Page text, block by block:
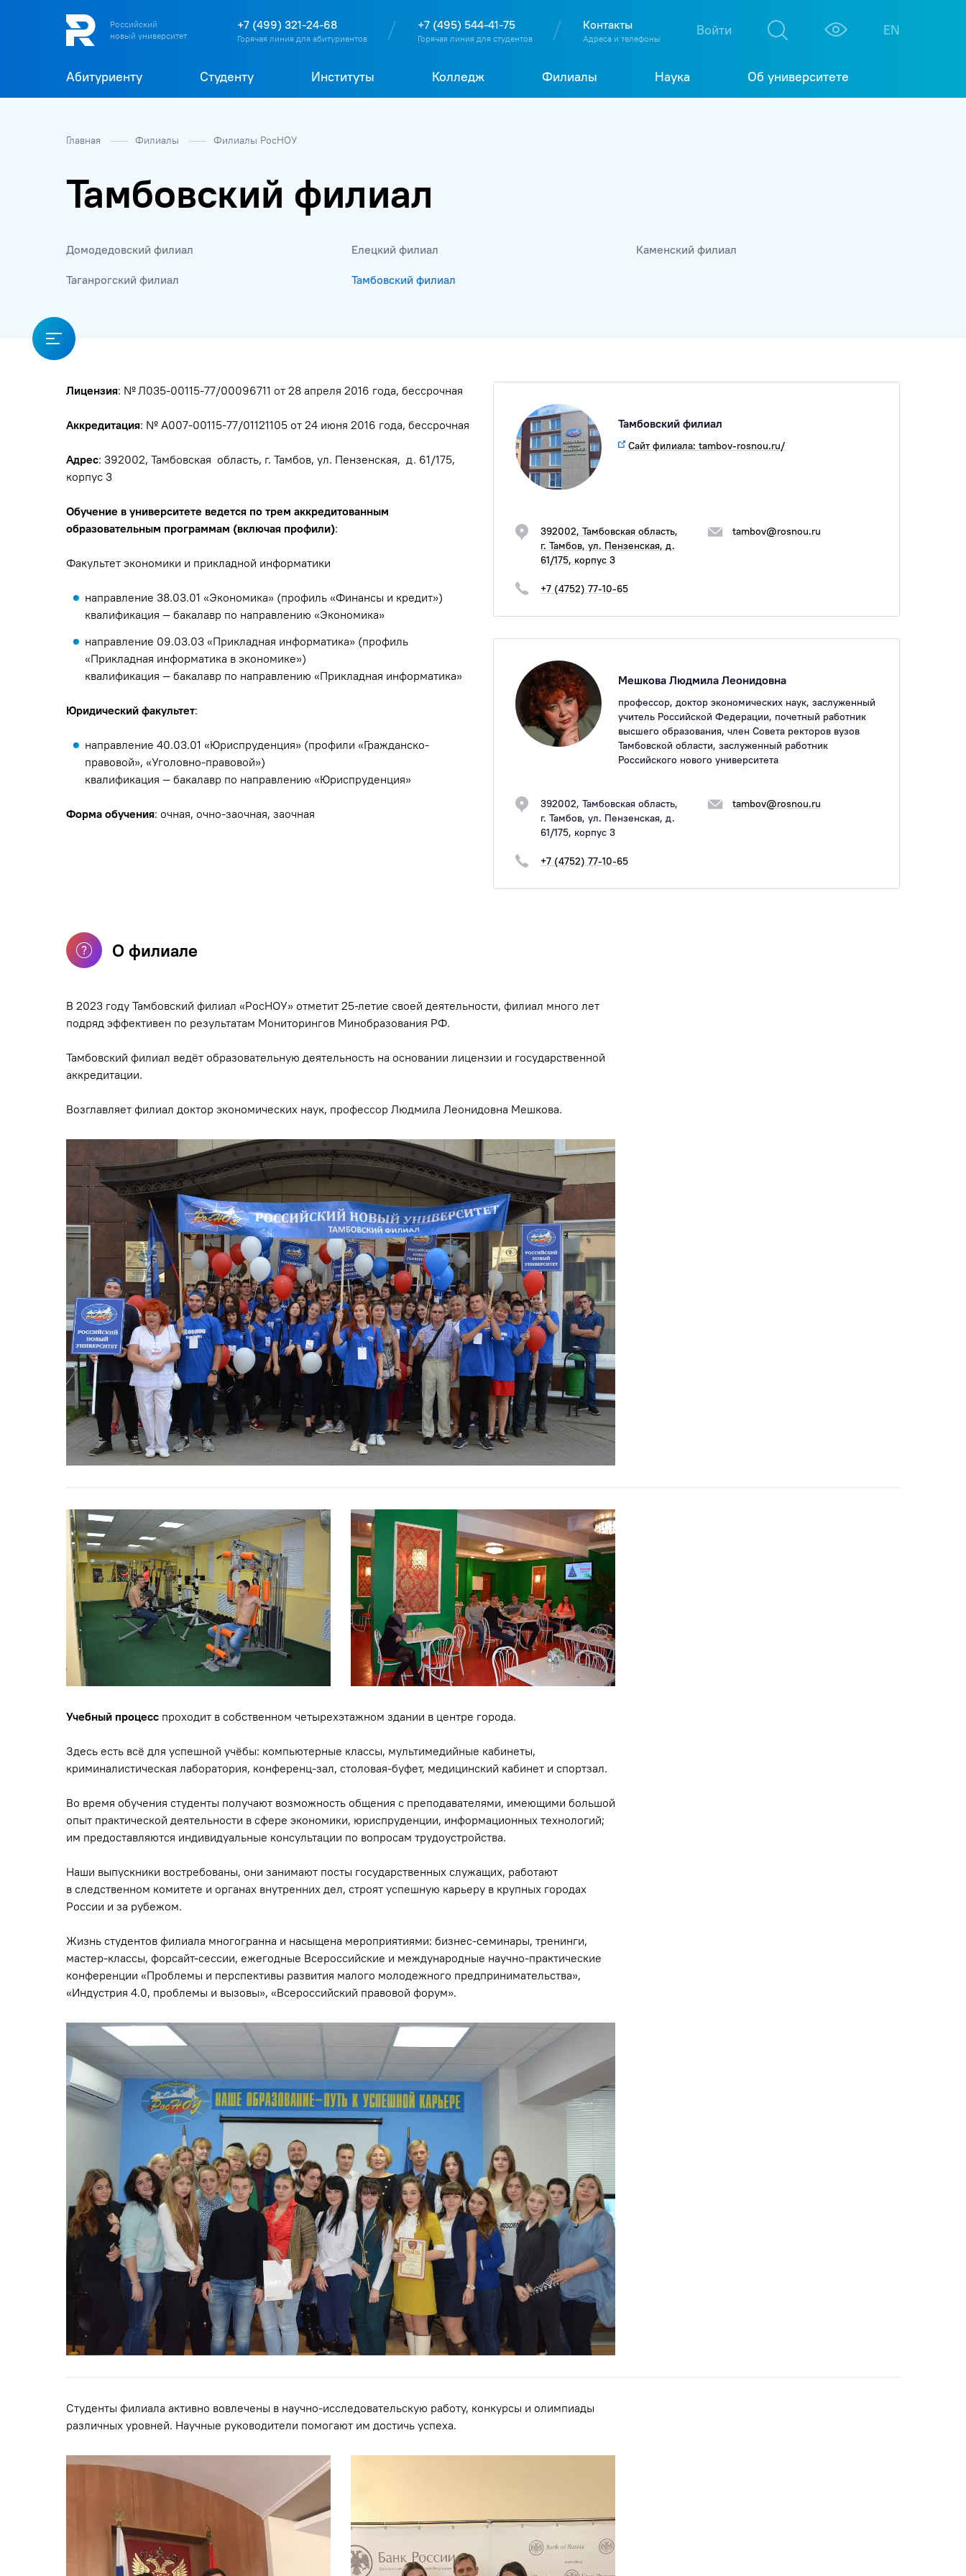
О Т
Российский
новый университет
+7 (499) 321-24-68
Горячая линия для абитуриентов
+7 (495) 544-41-75
Горячая линия для студентов
Контакты
Адреса и телефоны
Войти EN
Абитуриенту Студенту Институты Колледж Филиалы Наука Об университете
Главная Филиалы Филиалы РосНОУ
Тамбовский филиал
Домодедовский филиал Елецкий филиал Каменский филиал
Таганрогский филиал Тамбовский филиал
Лицензия: № Л035-00115-77/00096711 от 28 апреля 2016 года, бессрочная
Аккредитация: № А007-00115-77/01121105 от 24 июня 2016 года, бессрочная
Адрес: 392002, Тамбовская область, г. Тамбов, ул. Пензенская, д. 61/175,
корпус 3
Обучение в университете ведется по трем аккредитованным
образовательным программам (включая профили):
Факультет экономики и прикладной информатики
направление 38.03.01 «Экономика» (профиль «Финансы и кредит»)
квалификация — бакалавр по направлению «Экономика»
направление 09.03.03 «Прикладная информатика» (профиль
«Прикладная информатика в экономике»)
квалификация — бакалавр по направлению «Прикладная информатика»
Юридический факультет:
направление 40.03.01 «Юриспруденция» (профили «Гражданско-
правовой», «Уголовно-правовой»)
квалификация — бакалавр по направлению «Юриспруденция»
Форма обучения: очная, очно-заочная, заочная
Тамбовский филиал
Сайт филиала: tambov-rosnou.ru/
392002, Тамбовская область,
г. Тамбов, ул. Пензенская, д.
61/175, корпус 3
tambov@rosnou.ru
+7 (4752) 77-10-65
Мешкова Людмила Леонидовна
профессор, доктор экономических наук, заслуженный
учитель Российской Федерации, почетный работник
высшего образования, член Совета ректоров вузов
Тамбовской области, заслуженный работник
Российского нового университета
392002, Тамбовская область,
г. Тамбов, ул. Пензенская, д.
61/175, корпус 3
tambov@rosnou.ru
+7 (4752) 77-10-65
О филиале
В 2023 году Тамбовский филиал «РосНОУ» отметит 25-летие своей деятельности, филиал много лет
подряд эффективен по результатам Мониторингов Минобразования РФ.
Тамбовский филиал ведёт образовательную деятельность на основании лицензии и государственной
аккредитации.
Возглавляет филиал доктор экономических наук, профессор Людмила Леонидовна Мешкова.
Учебный процесс проходит в собственном четырехэтажном здании в центре города.
Здесь есть всё для успешной учёбы: компьютерные классы, мультимедийные кабинеты,
криминалистическая лаборатория, конференц-зал, столовая-буфет, медицинский кабинет и спортзал.
Во время обучения студенты получают возможность общения с преподавателями, имеющими большой
опыт практической деятельности в сфере экономики, юриспруденции, информационных технологий;
им предоставляются индивидуальные консультации по вопросам трудоустройства.
Наши выпускники востребованы, они занимают посты государственных служащих, работают
в следственном комитете и органах внутренних дел, строят успешную карьеру в крупных городах
России и за рубежом.
Жизнь студентов филиала многогранна и насыщена мероприятиями: бизнес-семинары, тренинги,
мастер-классы, форсайт-сессии, ежегодные Всероссийские и международные научно-практические
конференции «Проблемы и перспективы развития малого молодежного предпринимательства»,
«Индустрия 4.0, проблемы и вызовы», «Всероссийский правовой форум».
Студенты филиала активно вовлечены в научно-исследовательскую работу, конкурсы и олимпиады
различных уровней. Научные руководители помогают им достичь успеха.